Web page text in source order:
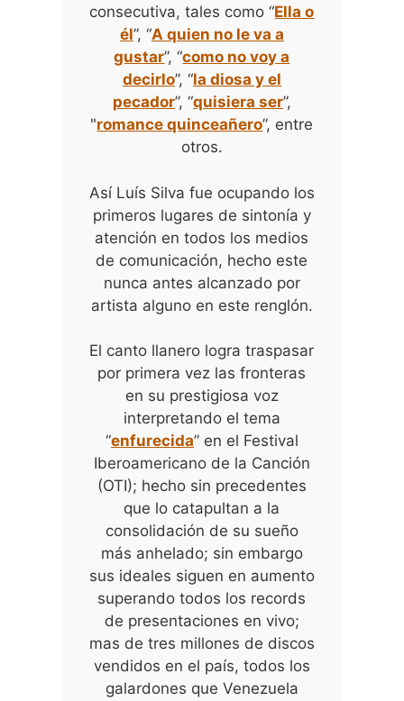
consecutiva, tales como “Ella o
él”, “A quien no le va a
gustar”, “como no voy a
decirlo”, “la diosa y el
pecador”, “quisiera ser”,
"romance quinceañero”, entre
otros.
Así Luís Silva fue ocupando los
primeros lugares de sintonía y
atención en todos los medios
de comunicación, hecho este
nunca antes alcanzado por
artista alguno en este renglón.
El canto llanero logra traspasar
por primera vez las fronteras
en su prestigiosa voz
interpretando el tema
“enfurecida” en el Festival
Iberoamericano de la Canción
(OTI); hecho sin precedentes
que lo catapultan a la
consolidación de su sueño
más anhelado; sin embargo
sus ideales siguen en aumento
superando todos los records
de presentaciones en vivo;
mas de tres millones de discos
vendidos en el país, todos los
galardones que Venezuela